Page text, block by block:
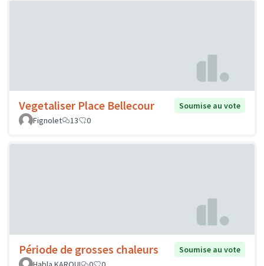
Vegetaliser Place Bellecour
Soumise au vote
Fignolet
13 0
Période de grosses chaleurs
Soumise au vote